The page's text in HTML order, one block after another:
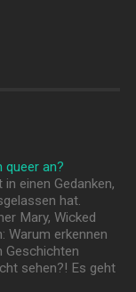
queer an?
einen Gedanken,
hat.
Mary, Wicked
Warum erkennen
Geschichten
sehen?! Es geht